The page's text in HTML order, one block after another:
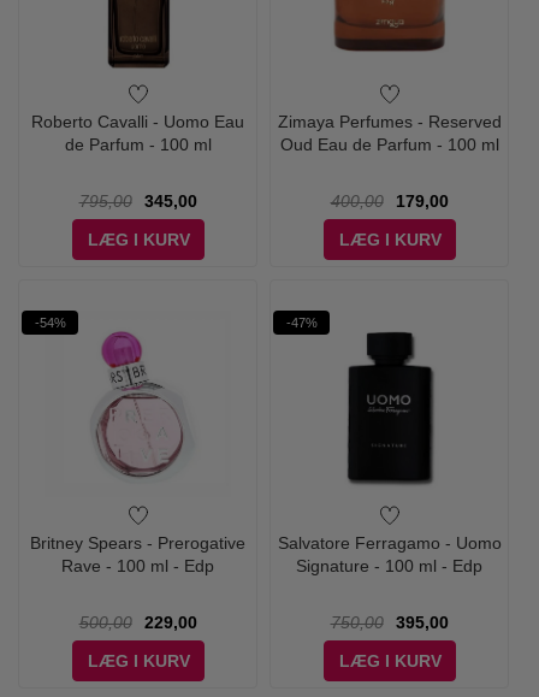
Roberto Cavalli - Uomo Eau
de Parfum - 100 ml
795,00
345,00
LÆG I KURV
Zimaya Perfumes - Reserved
Oud Eau de Parfum - 100 ml
400,00
179,00
LÆG I KURV
-54%
Britney Spears - Prerogative
Rave - 100 ml - Edp
500,00
229,00
LÆG I KURV
-47%
Salvatore Ferragamo - Uomo
Signature - 100 ml - Edp
750,00
395,00
LÆG I KURV